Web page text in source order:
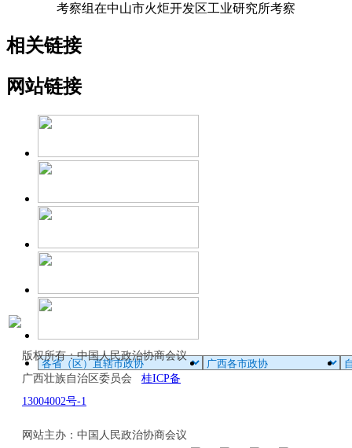
考察组在中山市火炬开发区工业研究所考察
相关链接
网站链接
版权所有：中国人民政治协商会议
广西壮族自治区委员会 桂ICP备
13004002号-1
网站主办：中国人民政治协商会议